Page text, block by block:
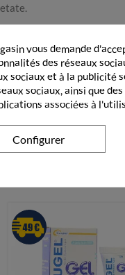
Oral Spray est à
êtes allergique à l’un
et à la vue des jeunes
vous demande
des réseaux
sociaux et à la publicité
sociaux, ainsi que
associées à
Configurer